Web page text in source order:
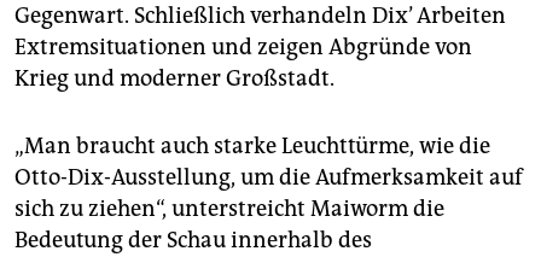
Gegenwart. Schließlich verhandeln Dix’ Arbeiten
Extremsituationen und zeigen Abgründe von
Krieg und moderner Großstadt.
„Man braucht auch starke Leuchttürme, wie die
Otto-Dix-Ausstellung, um die Aufmerksamkeit auf
sich zu ziehen“, unterstreicht Maiworm die
Bedeutung der Schau innerhalb des